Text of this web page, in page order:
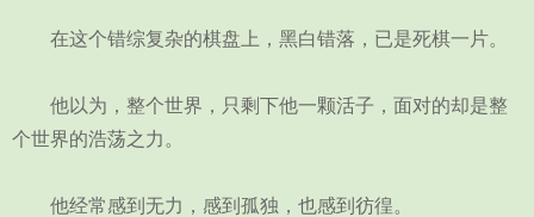
在这个错综复杂的棋盘上，黑白错落，已是死棋一片。
他以为，整个世界，只剩下他一颗活子，面对的却是整
个世界的浩荡之力。
他经常感到无力，感到孤独，也感到彷徨。